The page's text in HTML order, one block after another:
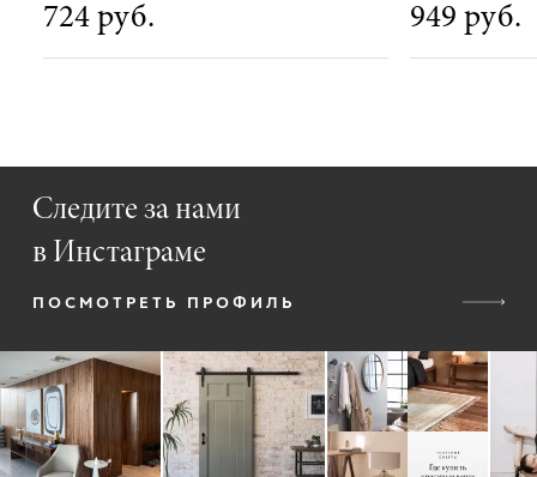
724 руб. 949 руб.
Следите за нами
в Инстаграме
ПОСМОТРЕТЬ ПРОФИЛЬ